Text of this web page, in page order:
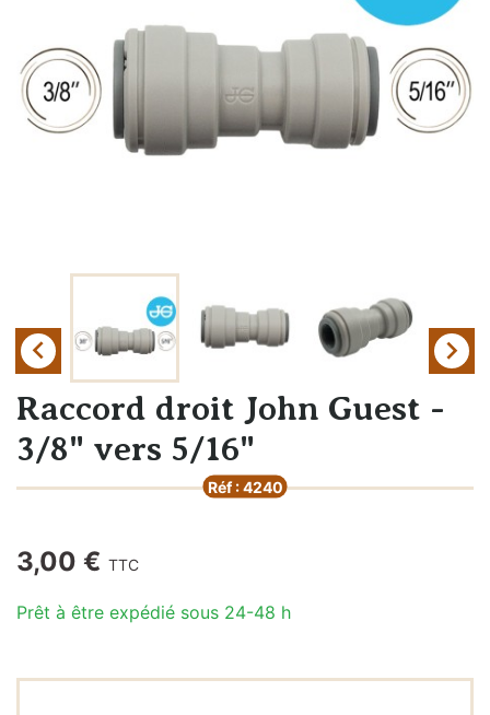
 
Raccord droit John Guest -
3/8" vers 5/16"
Réf : 4240
3,00 € TTC
Prêt à être expédié sous 24-48 h